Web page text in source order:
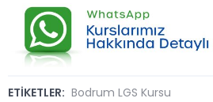
ETİKETLER: Bodrum LGS Kursu